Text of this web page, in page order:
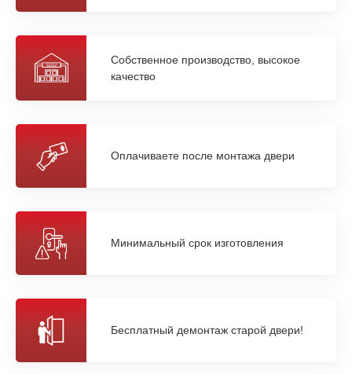
Собственное производство, высокое
качество
Оплачиваете после монтажа двери
Минимальный срок изготовления
Бесплатный демонтаж старой двери!